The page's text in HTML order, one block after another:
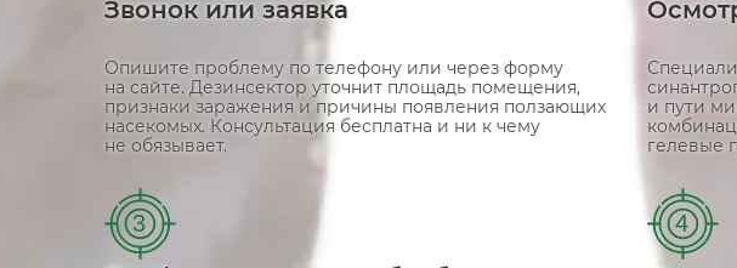
Звонок или заявка
Опишите проблему по телефону или через форму
на сайте. Дезинсектор уточнит площадь помещения,
признаки заражения и причины появления ползающих
насекомых. Консультация бесплатна и ни к чему
не обязывает.
и пути
гелевые
3 4